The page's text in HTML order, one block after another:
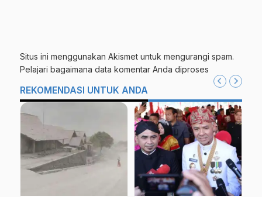
Situs ini menggunakan Akismet untuk mengurangi spam.
Pelajari bagaimana data komentar Anda diproses
REKOMENDASI UNTUK ANDA